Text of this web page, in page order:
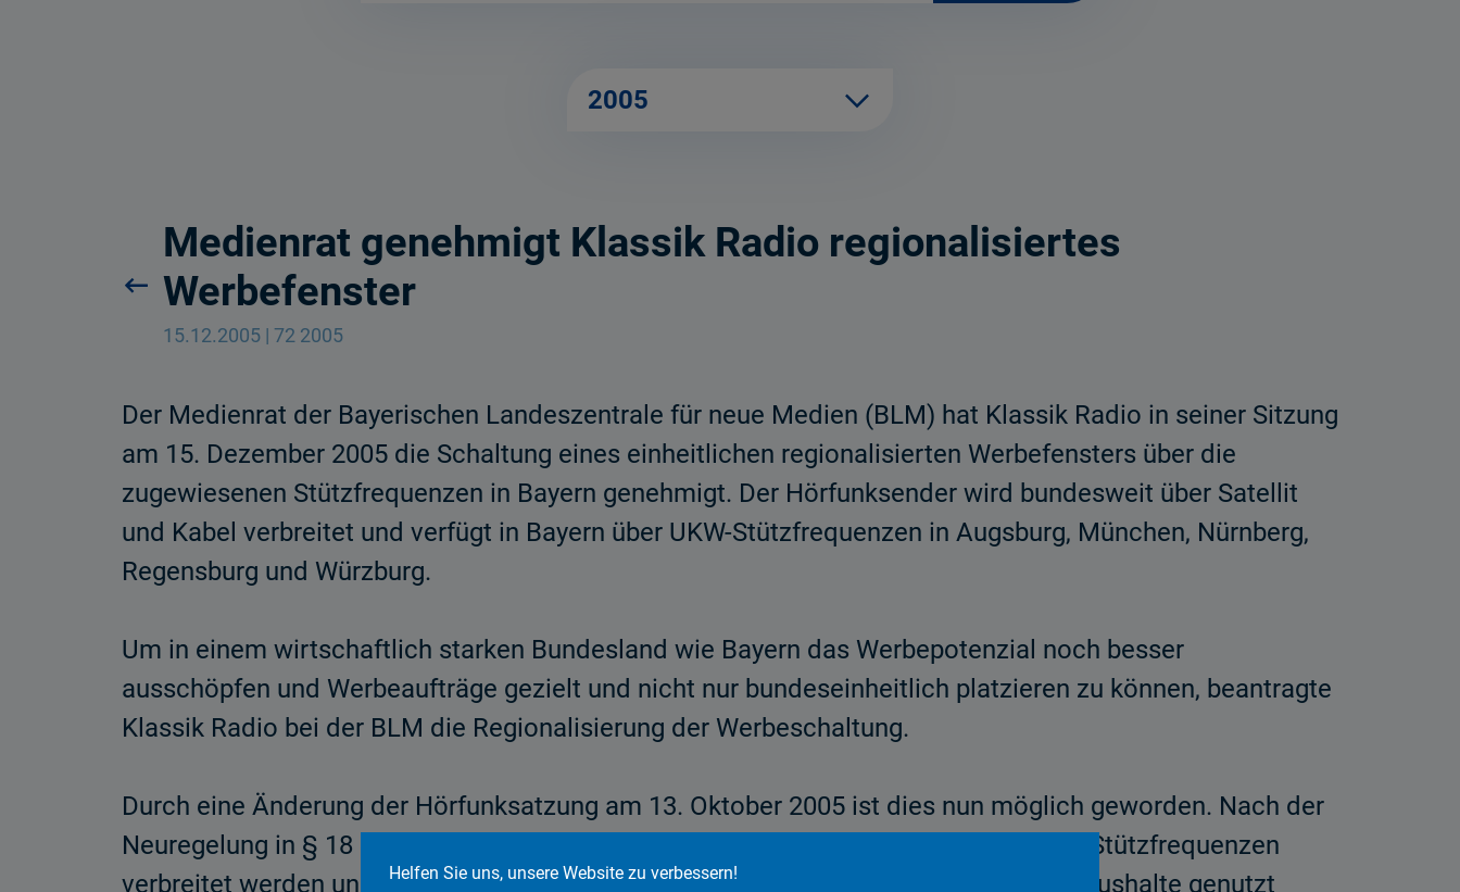
Helfen Sie uns, unsere Website zu verbessern!
2005
Medienrat genehmigt Klassik Radio regionalisiertes
Werbefenster
15.12.2005 | 72 2005
Der Medienrat der Bayerischen Landeszentrale für neue Medien (BLM) hat Klassik Radio in seiner Sitzung
am 15. Dezember 2005 die Schaltung eines einheitlichen regionalisierten Werbe­fensters über die
zugewiesenen Stützfrequenzen in Bayern genehmigt. Der Hörfunk­sender wird bundesweit über Satellit
und Kabel verbreitet und verfügt in Bayern über UKW-Stützfrequenzen in Augsburg, München, Nürn­berg,
Regensburg und Würzburg.
Um in einem wirtschaftlich starken Bundesland wie Bayern das Werbepotenzial noch besser
ausschöpfen und Werbeaufträge gezielt und nicht nur bundeseinheit­lich platzieren zu können, beantragte
Klassik Radio bei der BLM die Regionalisie­rung der Werbeschaltung.
Durch eine Änderung der Hörfunksatzung am 13. Oktober 2005 ist dies nun möglich gewor­den. Nach der
Neuregelung in § 18 Satz 2 der Hörfunksatzung kann in Radioprogrammen, die über Stützfrequenzen
verbreitet werden und von 30 Prozent oder mehr der bayerischen Radio-Empfangshaushalte genutzt